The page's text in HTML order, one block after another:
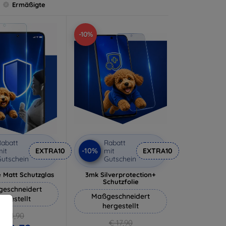
Ermäßigte
EXTRA10
Matt Schutzglas
€ 11,90
-10%
-10%
Rabatt
mit
Gutschein
EXTRA10
3mk Silverprotection+
Schutzfolie
Maßgeschneidert
hergestellt
€ 17,90